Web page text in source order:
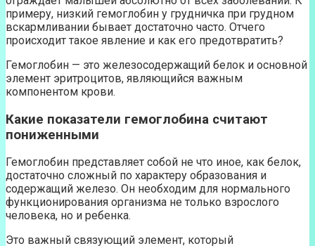
примеру, низкий гемоглобин у грудничка при грудном
вскармливании бывает достаточно часто. Отчего
происходит такое явление и как его предотвратить?
Гемоглобин — это железосодержащий белок и основной
элемент эритроцитов, являющийся важным
компонентом крови.
Какие показатели гемоглобина считают
пониженными
Гемоглобин представляет собой не что иное, как белок,
достаточно сложный по характеру образования и
содержащий железо. Он необходим для нормального
функционирования организма не только взрослого
человека, но и ребенка.
Это важный связующий элемент, который